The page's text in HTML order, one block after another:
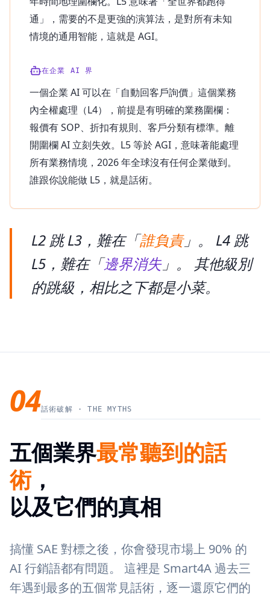
通」，需要的不是更強的演算法，是對所有未知
情境的通用智能，這就是 AGI。
在企業 AI 界
一個企業 AI 可以在「自動回客戶詢價」這個業務
內全權處理（L4），前提是有明確的業務圍欄：
報價有 SOP、折扣有規則、客戶分類有標準。離
開圍欄 AI 立刻失效。L5 等於 AGI，意味著能處理
所有業務情境，2026 年全球沒有任何企業做到。
誰跟你說能做 L5，就是話術。
L2 跳 L3，難在「誰負責」。 L4 跳
L5，難在「邊界消失」。 其他級別
的跳級，相比之下都是小菜。
04話術破解 · THE MYTHS
五個業界最常聽到的話
術，
以及它們的真相
搞懂 SAE 對標之後，你會發現市場上 90% 的
AI 行銷語都有問題。 這裡是 Smart4A 過去三
年遇到最多的五個常見話術，逐一還原它們的